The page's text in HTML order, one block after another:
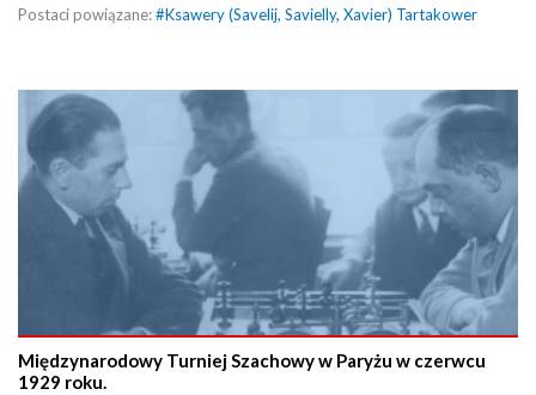
Postaci powiązane:#Ksawery (Savelij, Savielly, Xavier) Tartakower
Międzynarodowy Turniej Szachowy w Paryżu w czerwcu
1929 roku.